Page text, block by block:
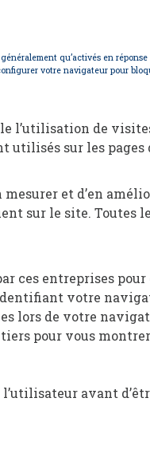
qu’activés en
votre navigateur pour
l’utilisation de
utilisés sur les pages
et d’en
sur le site. Toutes
ces entreprises
votre
lors de votre
pour vous
avant